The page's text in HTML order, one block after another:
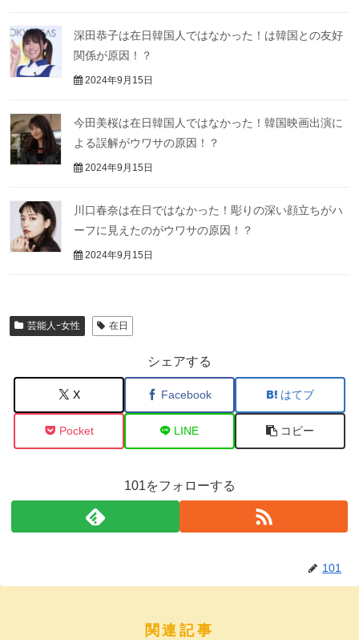
深田恭子は在日韓国人ではなかった！は韓国との友好
関係が原因！？
2024年9月15日
今田美桜は在日韓国人ではなかった！韓国映画出演に
よる誤解がウワサの原因！？
2024年9月15日
川口春奈は在日ではなかった！彫りの深い顔立ちがハ
ーフに見えたのがウワサの原因！？
2024年9月15日
芸能人ｰ女性 在日
シェアする
X Facebook はてブ
Pocket LINE コピー
101をフォローする
101
関連記事